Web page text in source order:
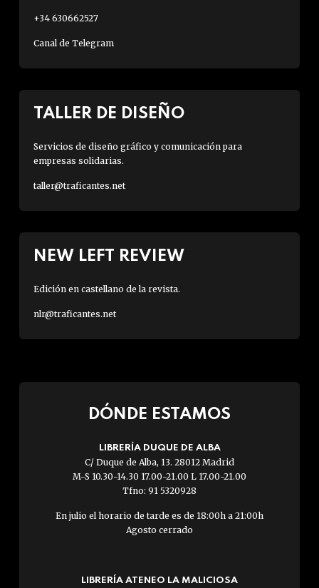
+34 630662527
Canal de Telegram
TALLER DE DISEÑO
Servicios de diseño gráfico y comunicación para
empresas solidarias.
taller@traficantes.net
NEW LEFT REVIEW
Edición en castellano de la revista.
nlr@traficantes.net
DÓNDE ESTAMOS
LIBRERÍA DUQUE DE ALBA
C/ Duque de Alba, 13. 28012 Madrid
M-S 10.30-14.30 17.00-21.00 L 17.00-21.00
Tfno: 91 5320928
En julio el horario de tarde es de 18:00h a 21:00h
Agosto cerrado
LIBRERÍA ATENEO LA MALICIOSA